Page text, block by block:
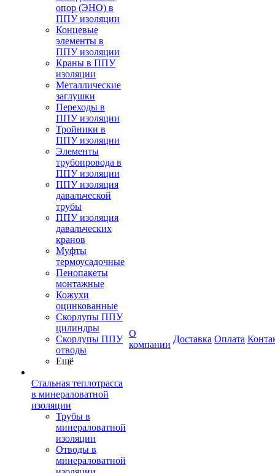
опор (ЭНО) в
ППУ изоляции
Концевые
элементы в
ППУ изоляции
Краны в ППУ
изоляции
Металлические
заглушки
Переходы в
ППУ изоляции
Тройники в
ППУ изоляции
Элементы
трубопровода в
ППУ изоляции
ППУ изоляция
давальческой
трубы
ППУ изоляция
давальческих
кранов
Муфты
термоусадочные
Пенопакеты
монтажные
Кожухи
оцинкованные
Скорлупы ППУ
цилиндры
Скорлупы ППУ
отводы
Ещё
Стальная теплотрасса
в минераловатной
изоляции
Трубы в
минераловатной
изоляции
Отводы в
минераловатной
О
компании
Доставка Оплата